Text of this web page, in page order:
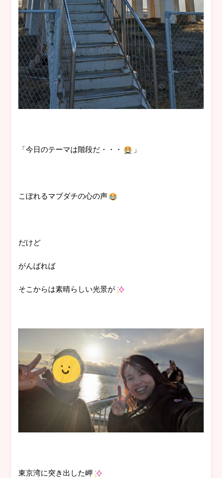
「今日のテーマは階段だ・・・ 」
こぼれるマブダチの心の声
だけど
がんばれば
そこからは素晴らしい光景が
東京湾に突き出した岬